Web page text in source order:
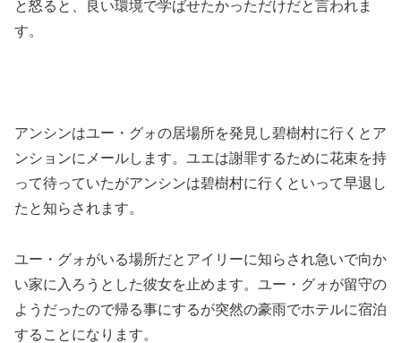
と怒ると、良い環境で学ばせたかっただけだと言われま
す。
アンシンはユー・グォの居場所を発見し碧樹村に行くとア
ンションにメールします。ユエは謝罪するために花束を持
って待っていたがアンシンは碧樹村に行くといって早退し
たと知らされます。
ユー・グォがいる場所だとアイリーに知らされ急いで向か
い家に入ろうとした彼女を止めます。ユー・グォが留守の
ようだったので帰る事にするが突然の豪雨でホテルに宿泊
することになります。